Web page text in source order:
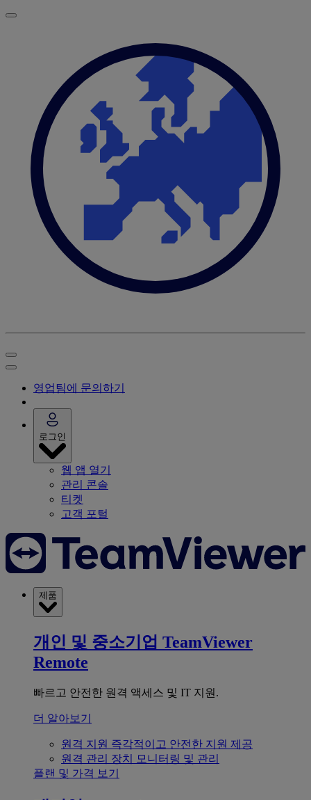
영업팀에 문의하기
로그인
웹 앱 열기
관리 콘솔
티켓
고객 포털
제품
개인 및 중소기업 TeamViewer
Remote
빠르고 안전한 원격 액세스 및 IT 지원.
더 알아보기
원격 지원 즉각적이고 안전한 지원 제공
원격 관리 장치 모니터링 및 관리
플랜 및 가격 보기